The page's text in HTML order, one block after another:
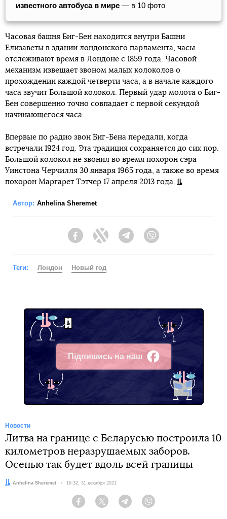
известного автобуса в мире — в 10 фото
Часовая башня Биг-Бен находится внутри Башни
Елизаветы в здании лондонского парламента, часы
отслеживают время в Лондоне с 1859 года. Часовой
механизм извещает звоном малых колоколов о
прохождении каждой четверти часа, а в начале каждого
часа звучит Большой колокол. Первый удар молота о Биг-
Бен совершенно точно совпадает с первой секундой
начинающегося часа.
Впервые по радио звон Биг-Бена передали, когда
встречали 1924 год. Эта традиция сохраняется до сих пор.
Большой колокол не звонил во время похорон сэра
Уинстона Черчилля 30 января 1965 года, а также во время
похорон Маргарет Тэтчер 17 апреля 2013 года.
Автор: Anhelina Sheremet
FacebookTwitter Telegram
Теги: Лондон Новый год
Підпишись на наш
Facebook
Новости
Литва на границе с Беларусью построила 10
километров неразрушаемых заборов.
Осенью так будет вдоль всей границы
Автор:
Anhelina Sheremet Дата:
16:32, 31 декабря 2021
Facebook Twitter Telegram